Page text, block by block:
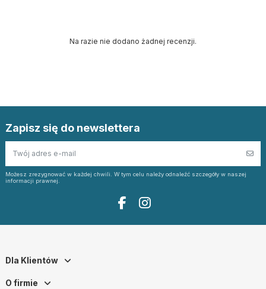
Na razie nie dodano żadnej recenzji.
Zapisz się do newslettera
Możesz zrezygnować w każdej chwili. W tym celu należy odnaleźć szczegóły w naszej
informacji prawnej.
Dla Klientów
O firmie